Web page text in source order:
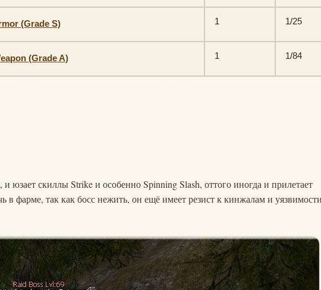
(Grade S) 1 1/25
(Grade A) 1 1/84
юзает скиллы Strike и особенно Spinning Slash, оттого иногда и прилетает
фарме, так как босс нежить, он ещё имеет резист к кинжалам и